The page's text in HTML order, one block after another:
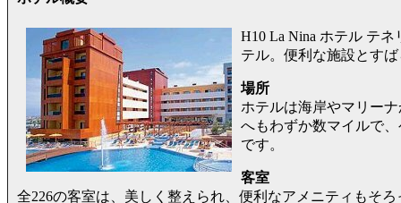
H10 La Nina ホテル テ
テル。便利な施設とす
場所
ホテルは海岸やマリー
へもわずか数マイルで
です。
客室
全226の客室は、美しく整えられ、便利なアメニティもそ